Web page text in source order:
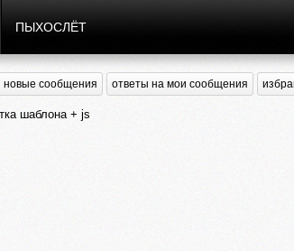
ПЫХОСЛЁТ
новые сообщения ответы на мои сообщения
шаблона + js